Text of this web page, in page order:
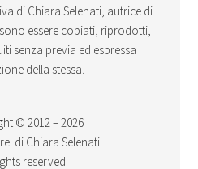
di Chiara Selenati, autrice di
essere copiati, riprodotti,
senza previa ed espressa
della stessa.
© 2012 – 2026
di Chiara Selenati.
reserved.